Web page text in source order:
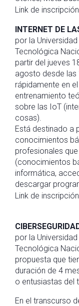
Link de
INTERNET DE
por la Universidad
Tecnológica
partir del jueves
agosto desde las
rápidamente en el
entrenamiento
sobre las IoT
cosas).
Está destinado a
conocimientos
profesionales
(conocimientos
informática,
descargar
Link de
por la Universidad
Tecnológica
propuesta que
duración de 4
o entusiastas del
En el transcurso